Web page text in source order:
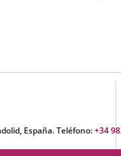
España. Teléfono:+34